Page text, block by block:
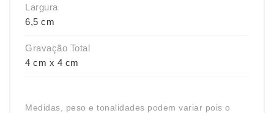
Largura
6,5 cm
Gravação Total
4 cm x 4 cm
Medidas, peso e tonalidades podem variar pois o